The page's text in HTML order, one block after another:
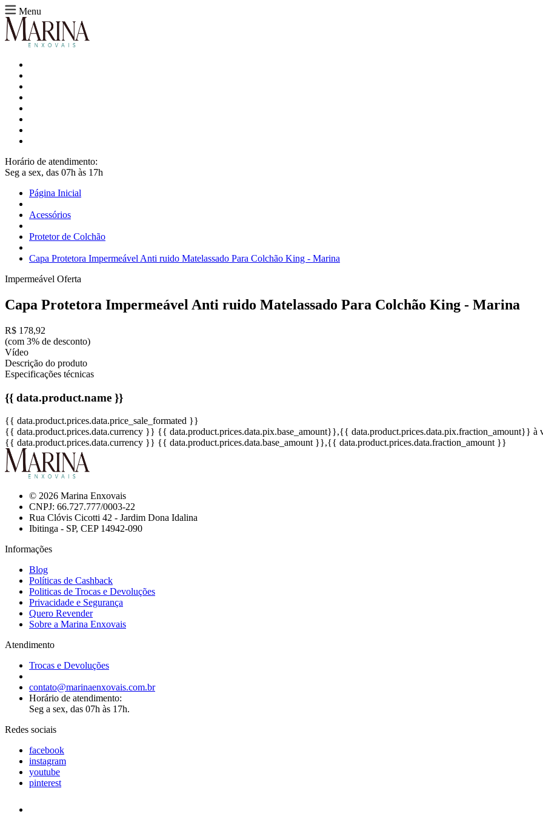
Menu
Horário de atendimento:
Seg a sex, das 07h às 17h
Página Inicial
Acessórios
Protetor de Colchão
Capa Protetora Impermeável Anti ruido Matelassado Para Colchão King - Marina
Impermeável Oferta
Capa Protetora Impermeável Anti ruido Matelassado Para Colchão King - Marina
R$ 178,92
(com 3% de desconto)
Vídeo
Descrição do produto
Especificações técnicas
{{ data.product.name }}
{{ data.product.prices.data.price_sale_formated }}
{{ data.product.prices.data.currency }} {{ data.product.prices.data.pix.base_amount}},{{ data.product.prices.data.pix.fraction_amount}} à
{{ data.product.prices.data.currency }} {{ data.product.prices.data.base_amount }},{{ data.product.prices.data.fraction_amount }}
© 2026 Marina Enxovais
CNPJ: 66.727.777/0003-22
Rua Clóvis Cicotti 42 - Jardim Dona Idalina
Ibitinga - SP, CEP 14942-090
Informações
Blog
Políticas de Cashback
Politicas de Trocas e Devoluções
Privacidade e Segurança
Quero Revender
Sobre a Marina Enxovais
Atendimento
Trocas e Devoluções
contato@marinaenxovais.com.br
Horário de atendimento:
Seg a sex, das 07h às 17h.
Redes sociais
facebook
instagram
youtube
pinterest